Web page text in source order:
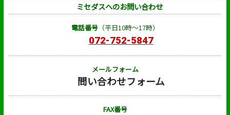
ミセダスへのお問い合わせ
電話番号（平日10時～17時）
072-752-5847
メールフォーム
問い合わせフォーム
FAX番号